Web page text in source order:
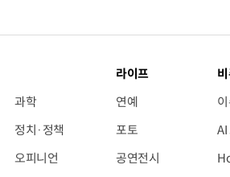
과학
정치·정책
오피니언
라이프
연예
포토
공연전시